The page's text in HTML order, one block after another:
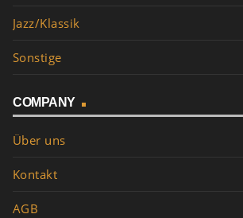
Jazz/Klassik
Sonstige
COMPANY
Über uns
Kontakt
AGB